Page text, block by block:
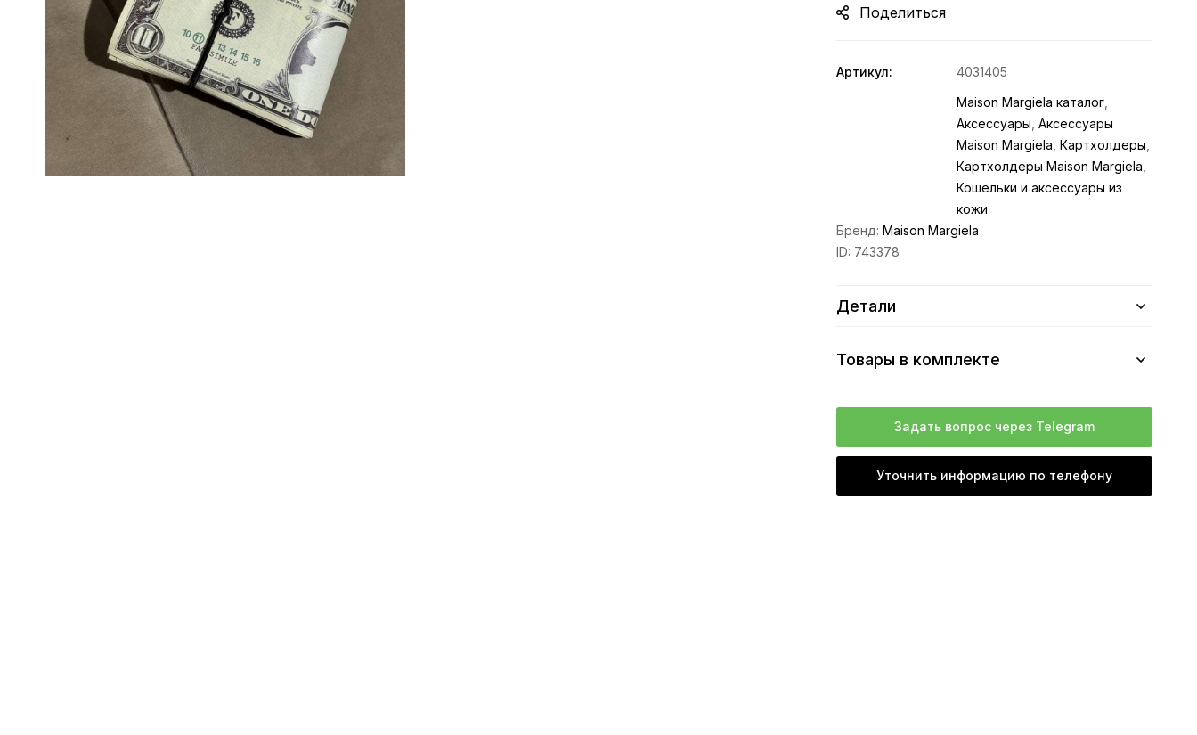
Поделиться
Артикул:
4031405
Maison Margiela каталог
Аксессуары ,Аксессуары
Maison Margiela ,Картхолдеры
Картхолдеры Maison Margiela
Кошельки и аксессуары из
кожи
Бренд:Maison Margiela
ID: 743378
Детали
Товары в комплекте
Задать вопрос через Telegram
Уточнить информацию по телефону